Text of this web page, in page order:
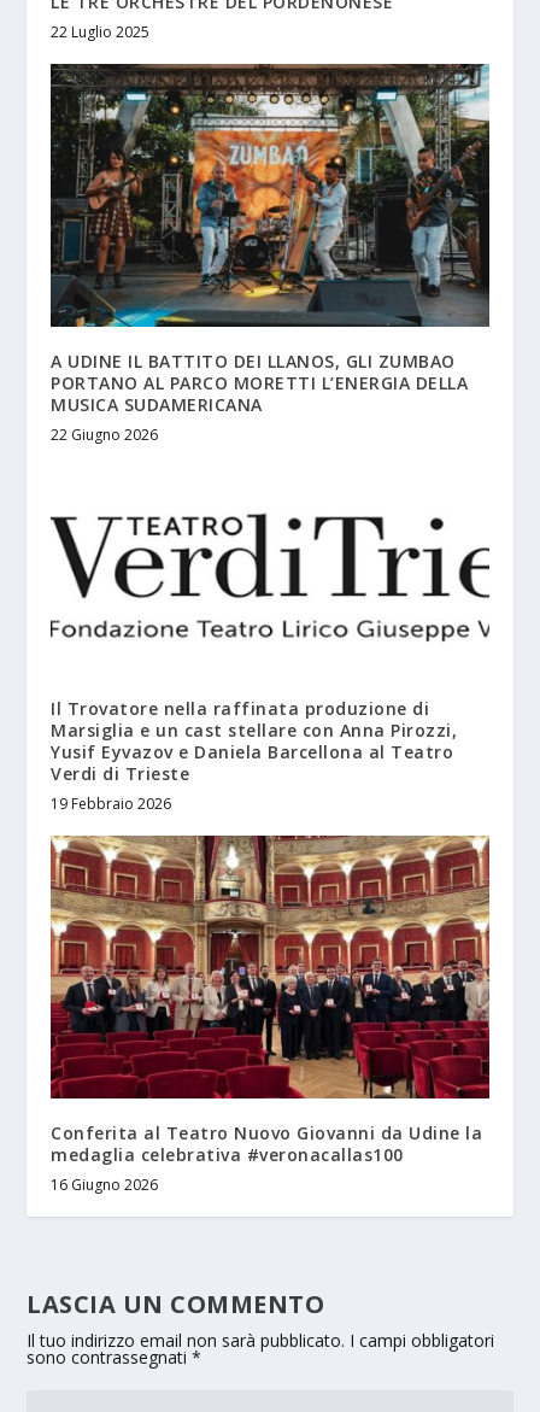
22 Luglio 2025
A UDINE IL BATTITO DEI LLANOS, GLI ZUMBAO
PORTANO AL PARCO MORETTI L’ENERGIA DELLA
MUSICA SUDAMERICANA
22 Giugno 2026
Il Trovatore nella raffinata produzione di
Marsiglia e un cast stellare con Anna Pirozzi,
Yusif Eyvazov e Daniela Barcellona al Teatro
Verdi di Trieste
19 Febbraio 2026
Conferita al Teatro Nuovo Giovanni da Udine la
medaglia celebrativa #veronacallas100
16 Giugno 2026
LASCIA UN COMMENTO
Il tuo indirizzo email non sarà pubblicato. I campi obbligatori
sono contrassegnati*